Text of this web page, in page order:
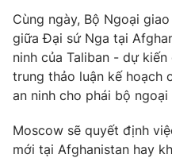
Hitech Công nghệ tương
Sản phẩm
Thị trường
Giao lưu trực tuyến
Lịch phát sóng
Chuyên mục khác
Cùng ngày, Bộ Ngoại
giữa Đại sứ Nga tại
ninh của Taliban - dự
trung thảo luận kế hoạch
an ninh cho phái bộ
Moscow sẽ quyết định
mới tại Afghanistan hay